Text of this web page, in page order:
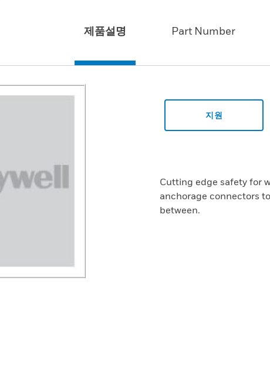
제품설명 Part Number
지원
Cutting edge safety for
anchorage connectors
between.